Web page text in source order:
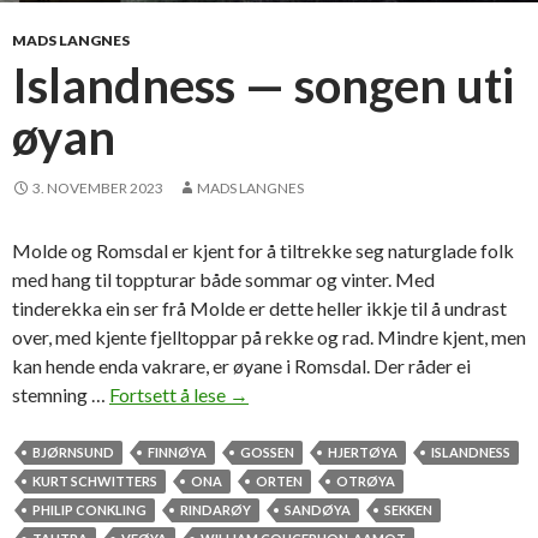
d
l
ø
r
n
s
u
n
d
MADS LANGNES
Islandness — songen uti
øyan
3. NOVEMBER 2023 MADS LANGNES
Molde og Romsdal er kjent for å tiltrekke seg naturglade folk
med hang til toppturar både sommar og vinter. Med
tinderekka ein ser frå Molde er dette heller ikkje til å undrast
over, med kjente fjelltoppar på rekke og rad. Mindre kjent, men
kan hende enda vakrare, er øyane i Romsdal. Der råder ei
stemning … Fortsett å lese I
l
a
n
→
BJØRNSUND FINNØYA GOSSEN HJERTØYA
ISLANDNESS
KURT SCHWITTERS
ONA ORTEN
OTRØYA
PHILIP CONKLING
RINDARØY SANDØYA
SEKKEN